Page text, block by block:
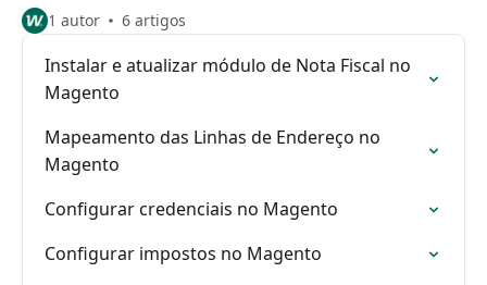
1 autor 6 artigos
Instalar e atualizar módulo de Nota Fiscal no
Magento
Mapeamento das Linhas de Endereço no
Magento
Configurar credenciais no Magento
Configurar impostos no Magento